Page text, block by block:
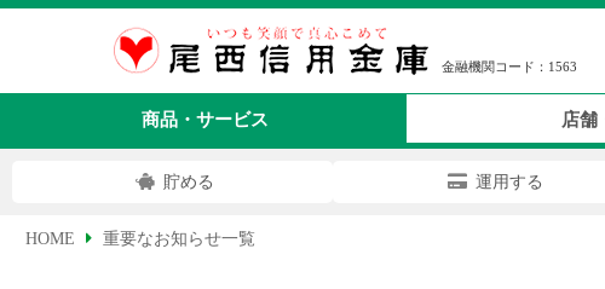
金融機関コード：1563
商品・サービス
貯める 運用する
店舗
HOME 重要なお知らせ一覧